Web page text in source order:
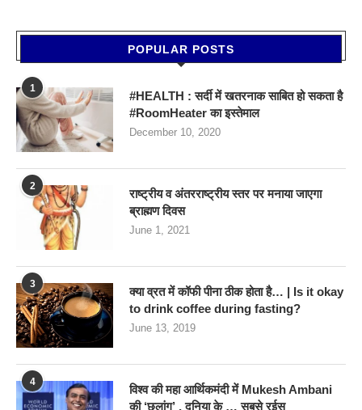
POPULAR POSTS
1
#HEALTH : सर्दी में खतरनाक साबित हो सकता है
#RoomHeater का इस्तेमाल
December 10, 2020
2
राष्ट्रीय व अंतरराष्ट्रीय स्तर पर मनाया जाएगा
ब्राह्मण दिवस
June 1, 2021
3
क्या व्रत में कॉफी पीना ठीक होता है… | Is it okay
to drink coffee during fasting?
June 13, 2019
4
विश्व की महा आर्थिकमंदी में Mukesh Ambani
की ‘छलांग’ , दुनिया के … सबसे रईस